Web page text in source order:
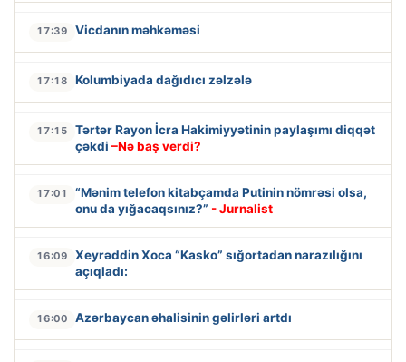
17:39 Vicdanın məhkəməsi
17:18 Kolumbiyada dağıdıcı zəlzələ
17:15
Tərtər Rayon İcra Hakimiyyətinin paylaşımı diqqət
çəkdi –Nə baş verdi?
17:01
“Mənim telefon kitabçamda Putinin nömrəsi olsa,
onu da yığacaqsınız?” - Jurnalist
16:09
Xeyrəddin Xoca “Kasko” sığortadan narazılığını
açıqladı:
16:00 Azərbaycan əhalisinin gəlirləri artdı